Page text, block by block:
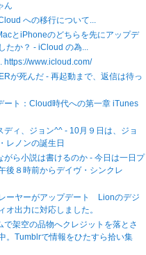
ん
への移行について...
とiPhoneのどちらを先にアップデ
たか？ - iCloud の為...
https://www.icloud.com/
が死んだ - 再起動まで、返信は待っ
ート：Cloud時代への第一章 iTunes
ディ、ジョン^^ - 10月９日は、ジョ
レノンの誕生日
がら小説は書けるのか - 今日は一日プ
後８時前からデイヴ・シンクレ
ーヤーがアップデート Lionのデジ
オ出力に対応しました。
で架空の品物へクレジットを落とさ
。Tumblrで情報をひたすら拾い集